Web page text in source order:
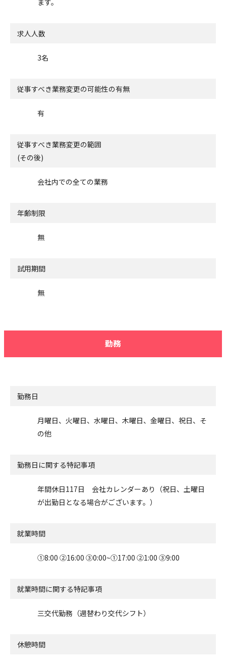
求人人数
3名
従事すべき業務変更の可能性の有無
有
従事すべき業務変更の範囲
(その後)
会社内での全ての業務
年齢制限
無
試用期間
無
勤務
勤務日
月曜日、火曜日、水曜日、木曜日、金曜日、祝日、そ
の他
勤務日に関する特記事項
年間休日117日 会社カレンダーあり（祝日、土曜日
が出勤日となる場合がございます。）
就業時間
①8:00 ②16:00 ➂0:00~①17:00 ➁1:00 ➂9:00
就業時間に関する特記事項
三交代勤務（週替わり交代シフト）
休憩時間